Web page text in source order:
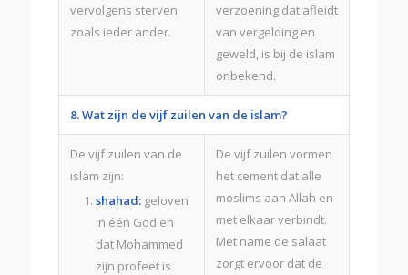
vervolgens sterven
zoals ieder ander.
verzoening dat afleidt
van vergelding en
geweld, is bij de islam
onbekend.
8. Wat zijn de vijf zuilen van de islam?
De vijf zuilen van de
islam zijn:
shahad: geloven
in één God en
dat Mohammed
zijn profeet is
De vijf zuilen vormen
het cement dat alle
moslims aan Allah en
met elkaar verbindt.
Met name de salaat
zorgt ervoor dat de